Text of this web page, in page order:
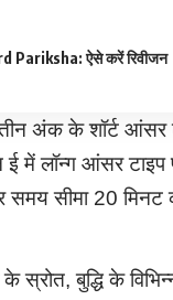
Pariksha: ऐसे करें रिवीजन
अंक के शॉर्ट आंसर
लॉन्ग आंसर टाइप
सीमा 20 मिनट
के स्रोत, बुद्धि के